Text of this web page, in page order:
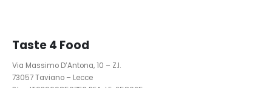
Taste 4 Food
Via Massimo D’Antona, 10 – Z.I.
73057 Taviano – Lecce